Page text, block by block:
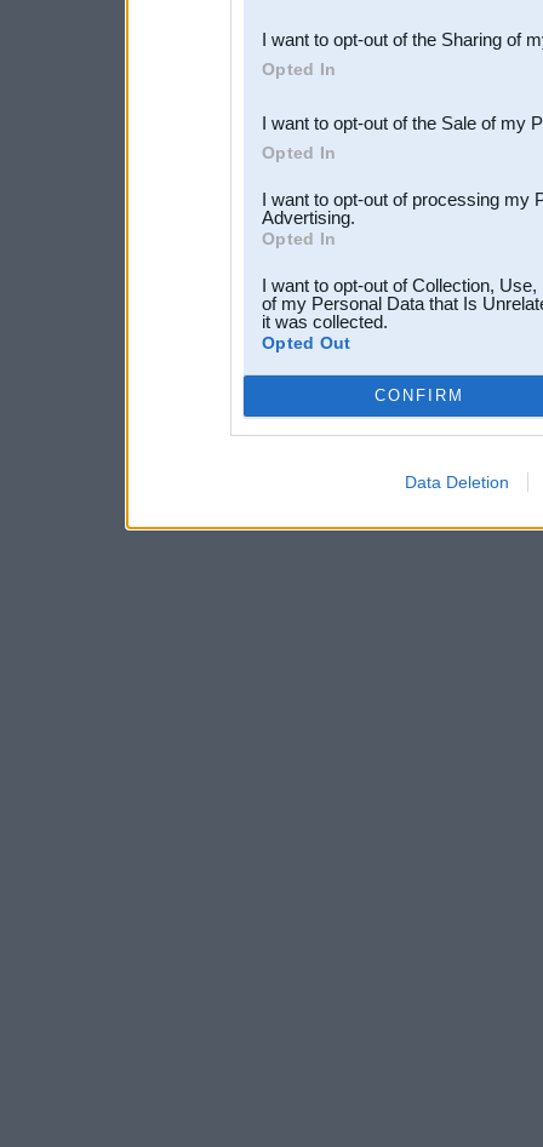
Downstream Participants
third parties.
I want to opt-out of the Sharing of
Opted In
I want to opt-out of the Sale of my
Opted In
I want to opt-out of processing my
Advertising.
Opted In
I want to opt-out of Collection,
of my Personal Data that Is
it was collected.
Opted Out
CONFIRM
Data Deletion